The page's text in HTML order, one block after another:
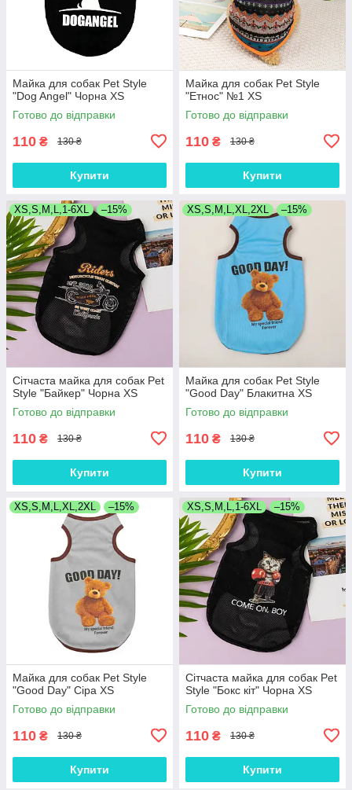
Майка для собак Pet Style
"Dog Angel" Чорна XS
Готово до відправки
110 ₴ 130 ₴
Купити
Майка для собак Pet Style
"Етнос" №1 XS
Готово до відправки
110 ₴ 130 ₴
Купити
XS,S,M,L,1-6XL –15%
Сітчаста майка для собак Pet
Style "Байкер" Чорна XS
Готово до відправки
110 ₴ 130 ₴
Купити
XS,S,M,L,XL,2XL –15%
Майка для собак Pet Style
"Good Day" Блакитна XS
Готово до відправки
110 ₴ 130 ₴
Купити
XS,S,M,L,XL,2XL –15%
Майка для собак Pet Style
"Good Day" Сіра XS
Готово до відправки
110 ₴ 130 ₴
Купити
XS,S,M,L,1-6XL –15%
Сітчаста майка для собак Pet
Style "Бокс кіт" Чорна XS
Готово до відправки
110 ₴ 130 ₴
Купити